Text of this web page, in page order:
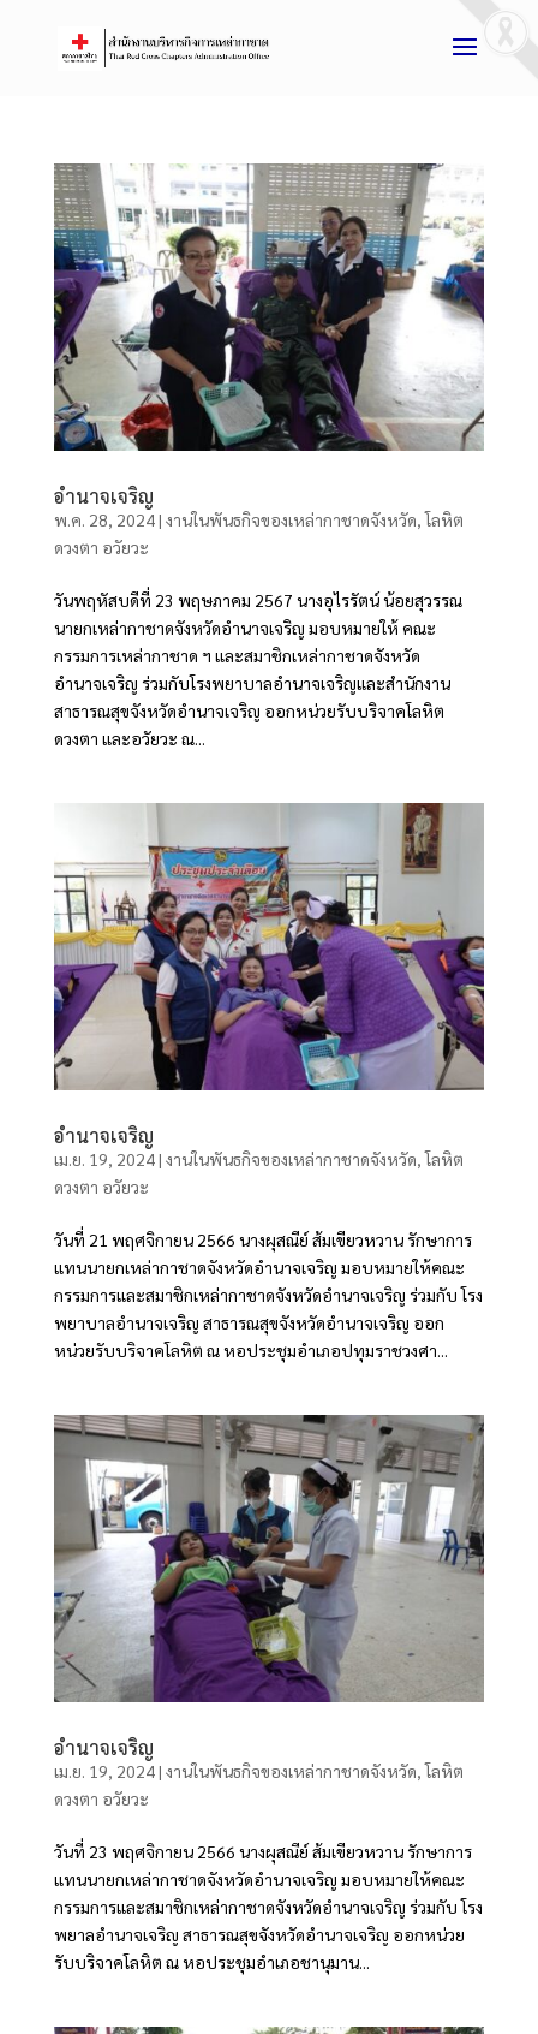
อำนาจเจริญ
พ.ค. 28, 2024| งานในพันธกิจของเหล่ากาชาดจังหวัด,โลหิต
ดวงตา อวัยวะ
วันพฤหัสบดีที่ 23 พฤษภาคม 2567 นางอุไรรัตน์ น้อยสุวรรณ
นายกเหล่ากาชาดจังหวัดอำนาจเจริญ มอบหมายให้ คณะ
กรรมการเหล่ากาชาด ฯ และสมาชิกเหล่ากาชาดจังหวัด
อำนาจเจริญ ร่วมกับโรงพยาบาลอำนาจเจริญและสำนักงาน
สาธารณสุขจังหวัดอำนาจเจริญ ออกหน่วยรับบริจาคโลหิต
ดวงตา และอวัยวะ ณ...
อำนาจเจริญ
เม.ย. 19, 2024| งานในพันธกิจของเหล่ากาชาดจังหวัด,โลหิต
ดวงตา อวัยวะ
วันที่ 21 พฤศจิกายน 2566 นางผุสณีย์ ส้มเขียวหวาน รักษาการ
แทนนายกเหล่ากาชาดจังหวัดอำนาจเจริญ มอบหมายให้คณะ
กรรมการและสมาชิกเหล่ากาชาดจังหวัดอำนาจเจริญ ร่วมกับ โรง
พยาบาลอำนาจเจริญ สาธารณสุขจังหวัดอำนาจเจริญ ออก
หน่วยรับบริจาคโลหิต ณ หอประชุมอำเภอปทุมราชวงศา...
อำนาจเจริญ
เม.ย. 19, 2024| งานในพันธกิจของเหล่ากาชาดจังหวัด,โลหิต
ดวงตา อวัยวะ
วันที่ 23 พฤศจิกายน 2566 นางผุสณีย์ ส้มเขียวหวาน รักษาการ
แทนนายกเหล่ากาชาดจังหวัดอำนาจเจริญ มอบหมายให้คณะ
กรรมการและสมาชิกเหล่ากาชาดจังหวัดอำนาจเจริญ ร่วมกับ โรง
พยาลอำนาจเจริญ สาธารณสุขจังหวัดอำนาจเจริญ ออกหน่วย
รับบริจาคโลหิต ณ หอประชุมอำเภอชานุมาน...